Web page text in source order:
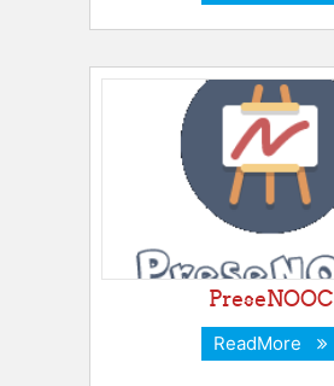
PreseNOOC
ReadMore